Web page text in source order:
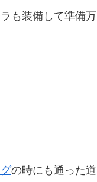
も装備して準備万
の時にも通った道